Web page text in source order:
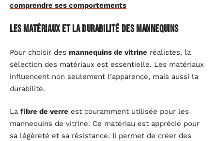
comprendre ses comportements
Les matériaux et la durabilité des mannequins
Pour choisir des mannequins de vitrine réalistes, la
sélection des matériaux est essentielle. Les matériaux
influencent non seulement l’apparence, mais aussi la
durabilité.
La fibre de verre est couramment utilisée pour les
mannequins de vitrine. Ce matériau est apprécié pour
sa légèreté et sa résistance. Il permet de créer des